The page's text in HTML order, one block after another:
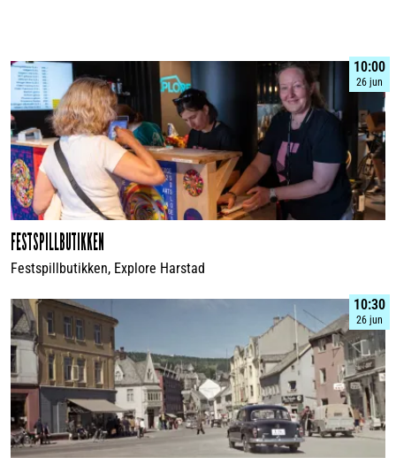
FESTSPILLBUTIKKEN
Festspillbutikken, Explore Harstad
10:00
26 jun
10:30
26 jun